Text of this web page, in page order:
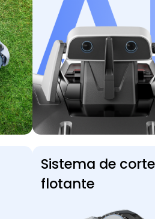
Sistema de corte
flotante